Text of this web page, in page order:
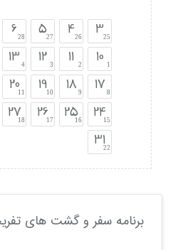
325
10 1
17 8
2415
3122
426
11 2
18 9
2516
527
12 3
1910
2617
6 28
13 4
2011
2718
برنامه سفر و گشت های